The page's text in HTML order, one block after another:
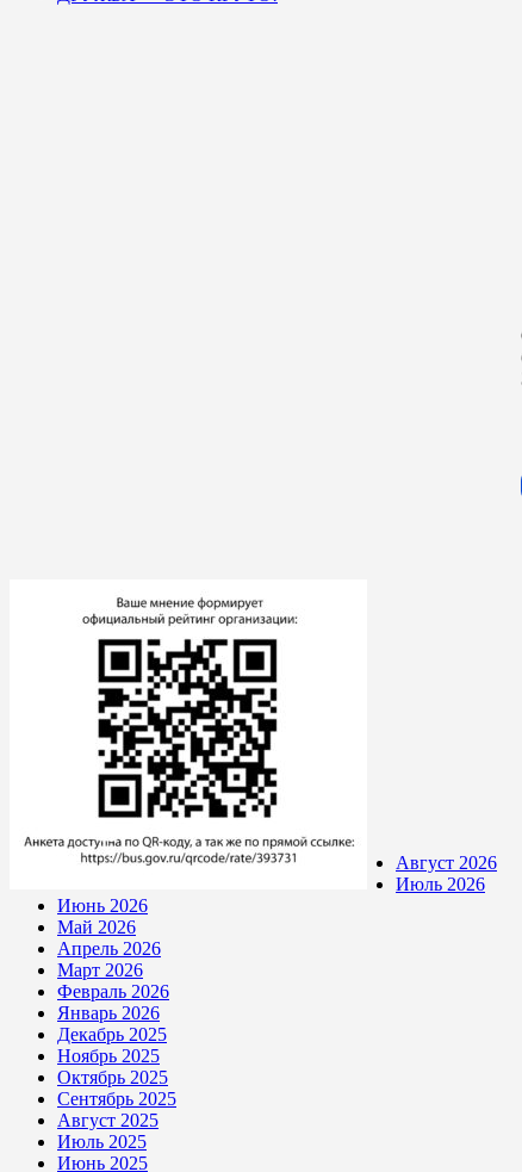
Август 2026
Июль 2026
Июнь 2026
Май 2026
Апрель 2026
Март 2026
Февраль 2026
Январь 2026
Декабрь 2025
Ноябрь 2025
Октябрь 2025
Сентябрь 2025
Август 2025
Июль 2025
Июнь 2025